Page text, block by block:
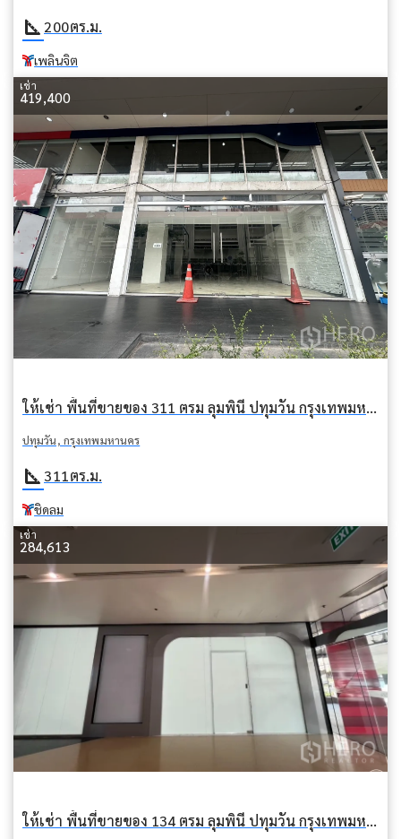
square_foot 200ตร.ม.
เพลินจิต
เช่า
419,400
ให้เช่า พื้นที่ขายของ 311 ตรม ลุมพินี ปทุมวัน กรุงเทพมหานคร BTS ชิดลม
ปทุมวัน, กรุงเทพมหานคร
square_foot 311ตร.ม.
ชิดลม
เช่า
284,613
ให้เช่า พื้นที่ขายของ 134 ตรม ลุมพินี ปทุมวัน กรุงเทพมหานคร BTS ชิดลม